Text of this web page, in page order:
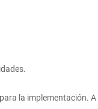
la implementación.